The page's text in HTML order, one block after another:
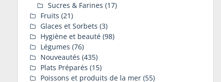
Sucres & Farines (17)
Fruits (21)
Glaces et Sorbets (3)
Hygiène et beauté (98)
Légumes (76)
Nouveautés (435)
Plats Préparés (15)
Poissons et produits de la mer (55)